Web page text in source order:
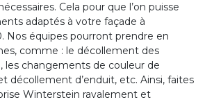
Cela pour que l’on puisse
adaptés à votre façade à
Nos équipes pourront prendre en
comme : le décollement des
les changements de couleur de
décollement d’enduit, etc. Ainsi, faites
Winterstein ravalement et